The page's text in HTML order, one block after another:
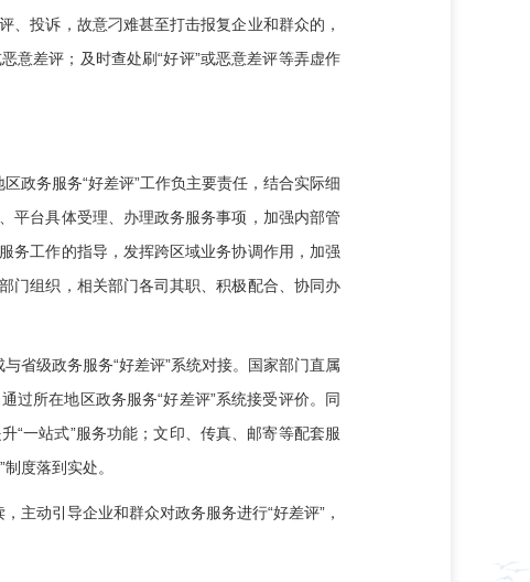
投诉，故意刁难甚至打击报复企业和群众的，
意差评；及时查处刷“好评”或恶意差评等弄虚作
政务服务“好差评”工作负主要责任，结合实际细
平台具体受理、办理政务服务事项，加强内部管
务工作的指导，发挥跨区域业务协调作用，加强
门组织，相关部门各司其职、积极配合、协同办
省级政务服务“好差评”系统对接。国家部门直属
过所在地区政务服务“好差评”系统接受评价。同
“一站式”服务功能；文印、传真、邮寄等配套服
度落到实处。
主动引导企业和群众对政务服务进行“好差评”，